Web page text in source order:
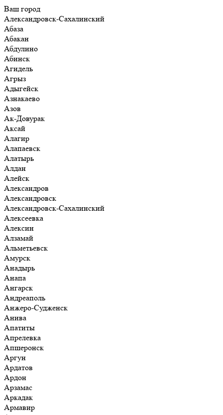
Ваш город
Александровск-Сахалинский
Абаза
Абакан
Абдулино
Абинск
Агидель
Агрыз
Адыгейск
Азнакаево
Азов
Ак-Довурак
Аксай
Алагир
Алапаевск
Алатырь
Алдан
Алейск
Александров
Александровск
Александровск-Сахалинский
Алексеевка
Алексин
Алзамай
Альметьевск
Амурск
Анадырь
Анапа
Ангарск
Андреаполь
Анжеро-Судженск
Анива
Апатиты
Апрелевка
Апшеронск
Аргун
Ардатов
Ардон
Арзамас
Аркадак
Армавир